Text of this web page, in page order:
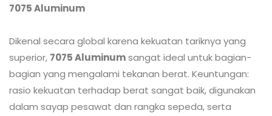
7075 Aluminum
Dikenal secara global karena kekuatan tariknya yang
superior, 7075 Aluminumsangat ideal untuk bagian-
bagian yang mengalami tekanan berat. Keuntungan:
rasio kekuatan terhadap berat sangat baik, digunakan
dalam sayap pesawat dan rangka sepeda, serta